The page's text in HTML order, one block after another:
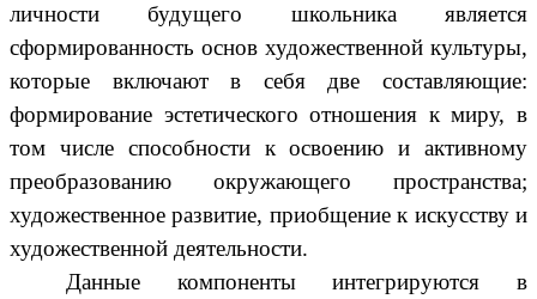
личности будущего школьника является
сформированность основ художественной культуры,
которые включают в себя две составляющие:
формирование эстетического отношения к миру, в
том числе способности к освоению и активному
преобразованию окружающего пространства;
художественное развитие, приобщение к искусству и
художественной деятельности.
Данные компоненты интегрируются в